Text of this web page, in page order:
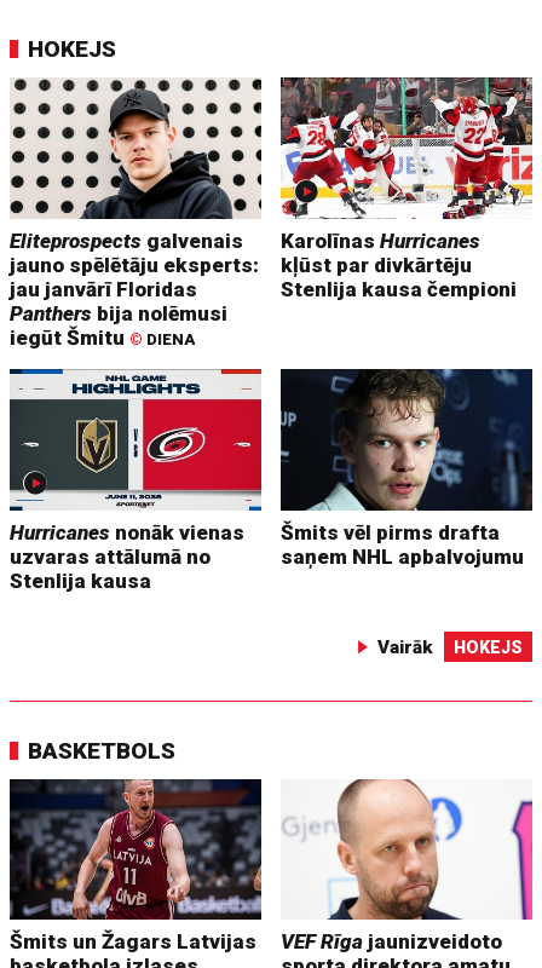
HOKEJS
Eliteprospects galvenais
jauno spēlētāju eksperts:
jau janvārī Floridas
Panthers bija nolēmusi
iegūt Šmitu © DIENA
KarolīnasHurricanes
kļūst par divkārtēju
Stenlija kausa čempioni
Hurricanes nonāk vienas
uzvaras attālumā no
Stenlija kausa
Šmits vēl pirms drafta
saņem NHL apbalvojumu
Vairāk HOKEJS
BASKETBOLS
Šmits un Žagars Latvijas
VEF Rīga jaunizveidoto